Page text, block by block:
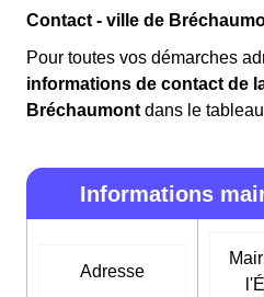
Contact - ville de
Pour toutes vos démarches
informations de contact de
Bréchaumont dans le
Informations
Adresse